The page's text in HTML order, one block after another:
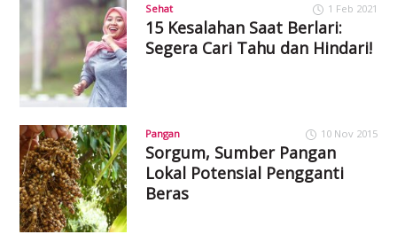
Sehat 1 Feb 2021
15 Kesalahan Saat Berlari:
Segera Cari Tahu dan Hindari!
Pangan 10 Nov 2015
Sorgum, Sumber Pangan
Lokal Potensial Pengganti
Beras